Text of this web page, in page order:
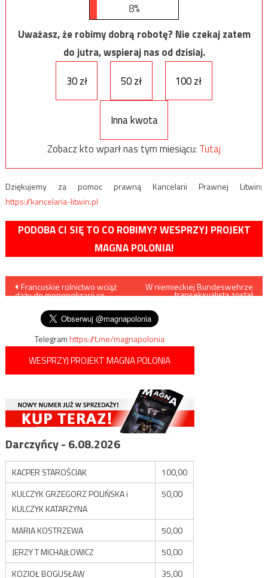
8%
Uważasz, że robimy dobrą robotę? Nie czekaj zatem
do jutra, wspieraj nas od dzisiaj.
30 zł
50 zł 100 zł
Inna kwota
Zobacz kto wparł nas tym miesiącu: Tutaj
Dziękujemy za pomoc prawną Kancelarii Prawnej Litwin:
https://kancelaria-litwin.pl
PODOBA CI SIĘ TO CO ROBIMY? WESPRZYJ PROJEKT
MAGNA POLONIA!
Nawigacja
wpisu
Francuskie rolnictwo wciąż
dąży do monopolizacji co
W niemieckiej Bundeswehrze
transeksualista został
Telegramhttps://t.me/magnapolonia
WESPRZYJ PROJEKT MAGNA POLONIA
Darczyńcy - 6.08.2026
KACPER STAROŚCIAK
100,00
KULCZYK GRZEGORZ POLIŃSKA i
KULCZYK KATARZYNA
50,00
MARIA KOSTRZEWA
50,00
JERZY T MICHAJŁOWICZ
50,00
KOZIOŁ BOGUSŁAW
35,00